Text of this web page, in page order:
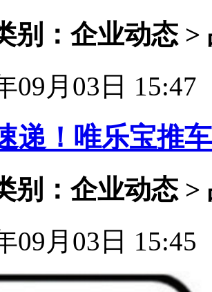
别：企业动态 >
09月03日 15:47
递！唯乐宝推
别：企业动态 >
09月03日 15:45